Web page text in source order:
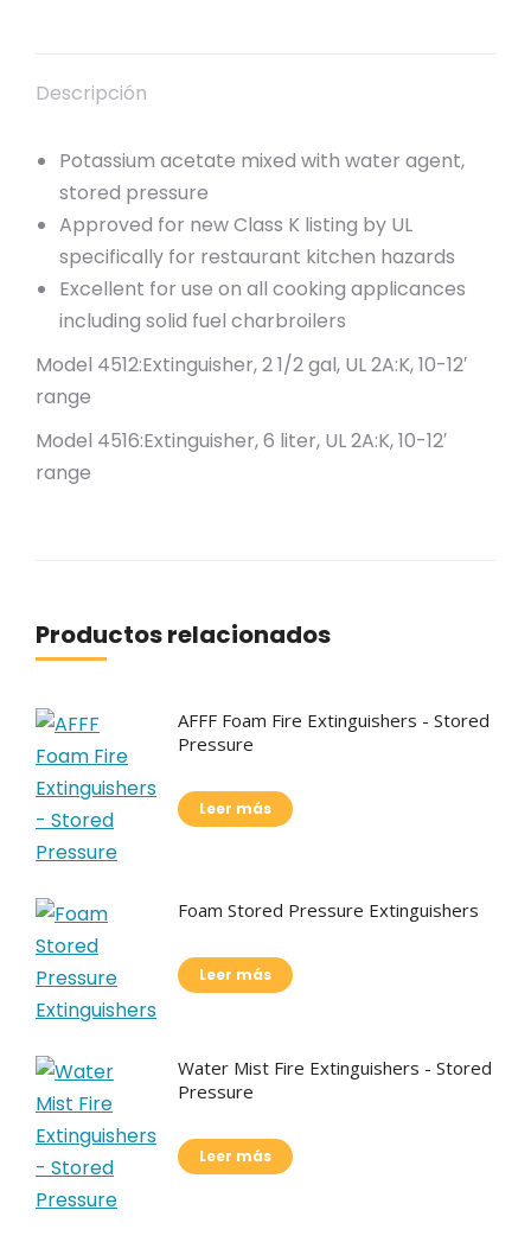
Descripción
Potassium acetate mixed with water agent,
stored pressure
Approved for new Class K listing by UL
specifically for restaurant kitchen hazards
Excellent for use on all cooking applicances
including solid fuel charbroilers
Model 4512:Extinguisher, 2 1/2 gal, UL 2A:K, 10-12′
range
Model 4516:Extinguisher, 6 liter, UL 2A:K, 10-12′
range
Productos relacionados
AFFF Foam Fire Extinguishers - Stored
Pressure
Leer más
Foam Stored Pressure Extinguishers
Leer más
Water Mist Fire Extinguishers - Stored
Pressure
Leer más